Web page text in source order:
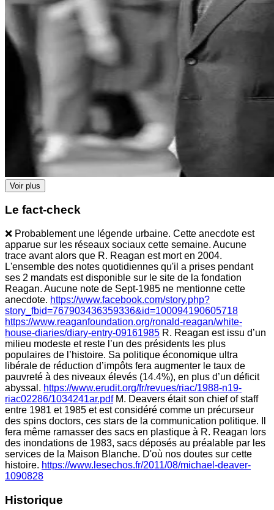
Voir plus
Le fact-check
❌ Probablement une légende urbaine. Cette anecdote est
apparue sur les réseaux sociaux cette semaine. Aucune
trace avant alors que R. Reagan est mort en 2004.
L'ensemble des notes quotidiennes qu'il a prises pendant
ses 2 mandats est disponible sur le site de la fondation
Reagan. Aucune note de Sept-1985 ne mentionne cette
anecdote. https://www.facebook.com/story.php?
story_fbid=767903436359336&id=100094190605718
https://www.reaganfoundation.org/ronald-reagan/white-
house-diaries/diary-entry-09161985 R. Reagan est issu d’un
milieu modeste et reste l’un des présidents les plus
populaires de l’histoire. Sa politique économique ultra
libérale de réduction d’impôts fera augmenter le taux de
pauvreté à des niveaux élevés (14.4%), en plus d’un déficit
abyssal. https://www.erudit.org/fr/revues/riac/1988-n19-
riac02286/1034241ar.pdfM. Deavers était son chief of staff
entre 1981 et 1985 et est considéré comme un précurseur
des spins doctors, ces stars de la communication politique. Il
fera même ramasser des sacs en plastique à R. Reagan lors
des inondations de 1983, sacs déposés au préalable par les
services de la Maison Blanche. D'où nos doutes sur cette
histoire. https://www.lesechos.fr/2011/08/michael-deaver-
1090828
Historique